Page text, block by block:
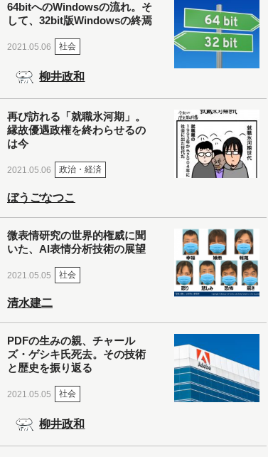
64bitへのWindowsの流れ。そ
して、32bit版Windowsの終焉
2021.05.06 社会
柳井政和
再び訪れる「就職氷河期」。
縁故優遇政権を終わらせるの
は今
2021.05.06 政治・経済
ぼうごなつこ
微表情研究の世界的権威に聞
いた、AI表情分析技術の展望
2021.05.05 社会
清水建二
PDFの生みの親、チャール
ズ・ゲシキ氏死去。その技術
と歴史を振り返る
2021.05.05 社会
柳井政和